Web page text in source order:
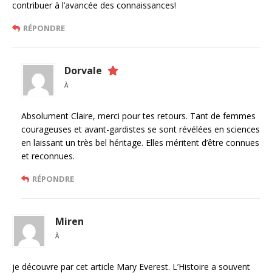
contribuer à l’avancée des connaissances!
RÉPONDRE
Dorvale
À
Absolument Claire, merci pour tes retours. Tant de femmes
courageuses et avant-gardistes se sont révélées en sciences
en laissant un très bel héritage. Elles méritent d’être connues
et reconnues.
RÉPONDRE
Miren
À
je découvre par cet article Mary Everest. L’Histoire a souvent